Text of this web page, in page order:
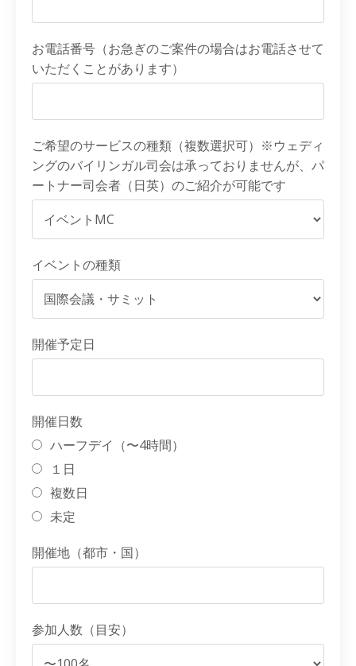
お電話番号（お急ぎのご案件の場合はお電話させて
いただくことがあります）
ご希望のサービスの種類（複数選択可）※ウェディ
ングのバイリンガル司会は承っておりませんが、パ
ートナー司会者（日英）のご紹介が可能です
イベントの種類
開催予定日
開催日数
ハーフデイ（〜4時間）
１日
複数日
未定
開催地（都市・国）
参加人数（目安）